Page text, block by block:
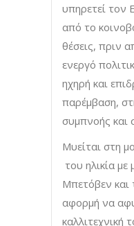
υπηρετεί τον
από το
θέσεις, πριν
ενεργό
ηχηρή και
παρέμβαση,
συμπνοής και
Μυείται στη
του ηλικία
Μπετόβεν και
αφορμή να
καλλιτεχνική